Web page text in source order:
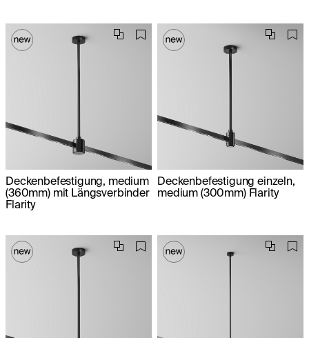
Deckenbefestigung, medium
(360mm) mit Längsverbinder
Flarity
Deckenbefestigung einzeln,
medium (300mm) Flarity